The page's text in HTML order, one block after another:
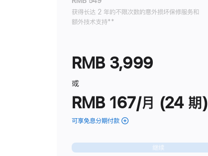
获得长达 2 年的不限次数的意外损坏保修服务和
额外技术支持脚
**
RMB 3,999
或
RMB 167/月 (24 期)
可享免息分期付款(AirPods Max 2
蓝
色
继续